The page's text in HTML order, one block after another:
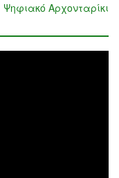
Ψηφιακό Αρχονταρίκι